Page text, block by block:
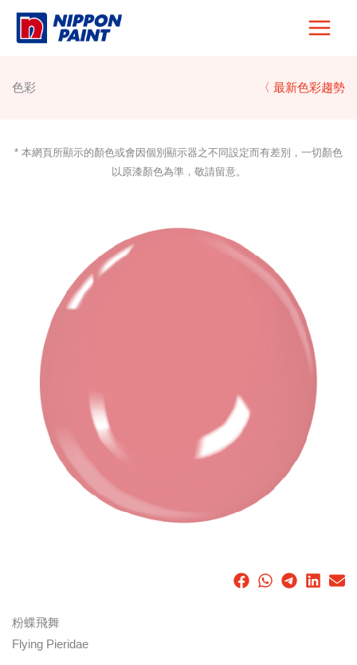
Skip
色彩 〈 最新色彩趨勢
* 本網頁所顯示的顏色或會因個別顯示器之不同設定而有差別，一切顏色
以原漆顏色為準，敬請留意。
粉蝶飛舞
Flying Pieridae